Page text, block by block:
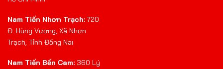
Nam Tiến Nhơn Trạch: 720
Đ. Hùng Vương, Xã Nhơn
Trạch, Tỉnh Đồng Nai
Nam Tiến Bến Cam: 360 Lý